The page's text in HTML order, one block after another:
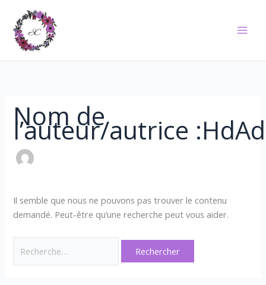
contenu
Nom de
l’auteur/autrice
Il semble que nous ne pouvons pas trouver le contenu
demandé. Peut-être qu’une recherche peut vous aider.